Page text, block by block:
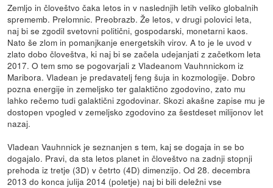
Zemljo in človeštvo čaka letos in v naslednjih letih veliko globalnih
sprememb. Prelomnic. Preobrazb. Že letos, v drugi polovici leta,
naj bi se zgodil svetovni politični, gospodarski, monetarni kaos.
Nato še zlom in pomanjkanje energetskih virov. A to je le uvod v
zlato dobo človeštva, ki naj bi se začela udejanjati z začetkom leta
2017. O tem smo se pogovarjali z Vladeanom Vauhnnickom iz
Maribora. Vladean je predavatelj feng šuja in kozmologije. Dobro
pozna energije in zemeljsko ter galaktično zgodovino, zato mu
lahko rečemo tudi galaktični zgodovinar. Skozi akašne zapise mu je
dostopen vpogled v zemeljsko zgodovino za šestdeset milijonov let
nazaj.
Vladean Vauhnnick je seznanjen s tem, kaj se dogaja in se bo
dogajalo. Pravi, da sta letos planet in človeštvo na zadnji stopnji
prehoda iz tretje (3D) v četrto (4D) dimenzijo. Od 28. decembra
2013 do konca julija 2014 (poletje) naj bi bili deležni vse